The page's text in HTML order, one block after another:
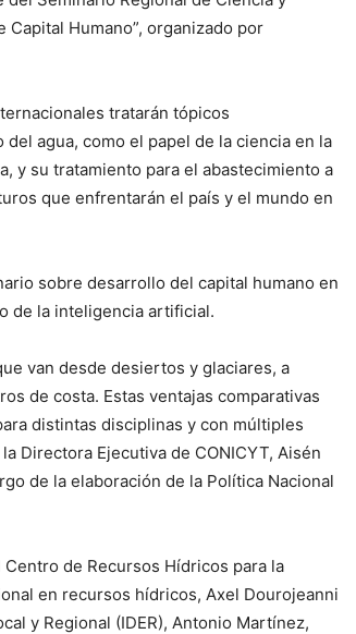
Humano”, organizado por
tratarán tópicos
agua, como el papel de la ciencia en la
y su tratamiento para el abastecimiento a
que enfrentarán el país y el mundo en
sobre desarrollo del capital humano en
de la inteligencia artificial.
van desde desiertos y glaciares, a
de costa. Estas ventajas comparativas
distintas disciplinas y con múltiples
Directora Ejecutiva de CONICYT, Aisén
de la elaboración de la Política Nacional
de Recursos Hídricos para la
en recursos hídricos, Axel Dourojeanni
y Regional (IDER), Antonio Martínez,